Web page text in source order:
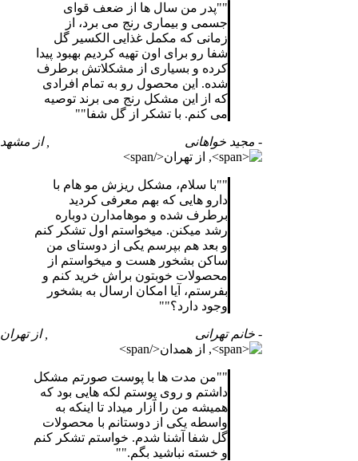
" پدر من سال ها از ضعف قوای
جسمی و بیماری رنج می برد، از
زمانی که مکمل غذایی الکسیر گل
شفا رو برای اون تهیه کردیم بهبود پیدا
کرده و بسیاری از مشکلاتش برطرف
شده. این محصول رو به تمام افرادی
که از این مشکل رنج می برند توصیه
می کنم. با تشکر از گل شفا "
- مجید خواهانی , از مشهد
" با سلام، مشکل ریزش مو هام با
دارو هایی که بهم معرفی کردید
برطرف شده و موهامدارن دوباره
رشد میکنن. میخواستم اول تشکر کنم
و بعد هم بپرسم یکی از دوستای من
ساکن بشخور هست و میخواستم از
محصولات خوبتون براش خرید کنم و
بفرستم، آیا امکان ارسال به بشخور
وجود دارد؟ "
- خانم تهرانی , از تهران
" من مدت ها با پوست صورتم مشکل
داشتم و روی پوستم لکه هایی بود که
همیشه من را آزار میداد تا اینکه به
واسطه یکی از دوستانم با محصولات
گل شفا آشنا شدم. خواستم تشکر کنم
و خسته نباشید بگم. "